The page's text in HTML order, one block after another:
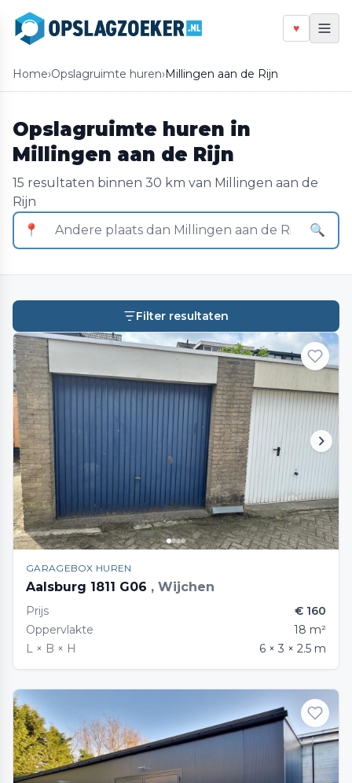
♥
Home›Opslagruimte huren›Millingen aan de Rijn
Opslagruimte huren in
Millingen aan de Rijn
15 resultaten binnen 30 km van Millingen aan de
Rijn
📍
🔍
Filter resultaten
GARAGEBOX HUREN
Aalsburg 1811 G06 , Wijchen
Prijs
€ 160
Oppervlakte
18 m²
L × B × H
6 × 3 × 2.5 m